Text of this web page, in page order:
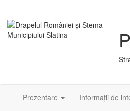
Prezentare Informații de